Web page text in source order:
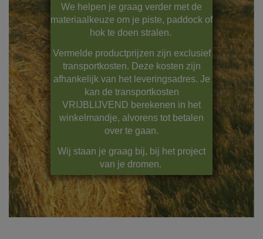
We helpen je graag verder met de
materiaalkeuze om je piste, paddock of
hok te doen stralen.
Vermelde productprijzen zijn exclusief
transportkosten. Deze kosten zijn
afhankelijk van het leveringsadres. Je
kan de transportkosten
VRIJBLIJVEND berekenen in het
winkelmandje, alvorens tot betalen
over te gaan.
Wij staan je graag bij, bij het project
van je dromen.